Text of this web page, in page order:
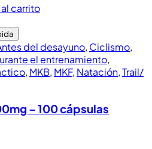
carrito
del desayuno, Ciclismo,
el entrenamiento,
, MKB, MKF, Natación,Trail/
– 100 cápsulas